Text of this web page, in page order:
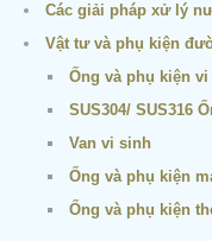
Các giải pháp xử lý
Vật tư và phụ kiện
Ống và phụ kiện vi
SUS304/ SUS316
Van vi sinh
Ống và phụ kiện
Ống và phụ kiện